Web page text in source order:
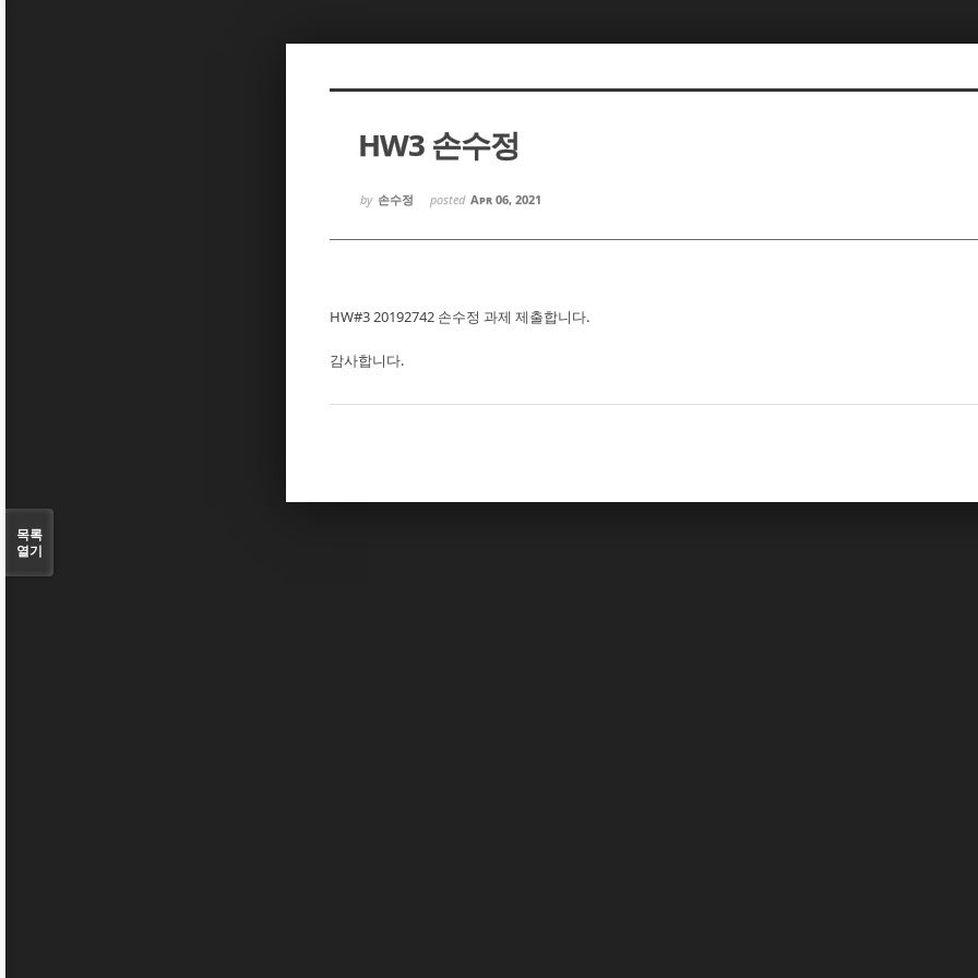
HW3 손수정
by 손수정 posted Apr 06, 2021
HW#3 20192742 손수정 과제 제출합니다.
감사합니다.
목록
열기
Sketchbook5, 스케치북5
Sketchbook5, 스케치북5
Sketchbook5, 스케치북5
Sketchbook5, 스케치북5